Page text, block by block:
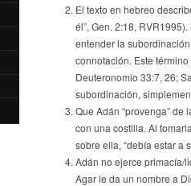
El texto en hebreo
él”, Gen. 2:18,
entender la
connotación. Este
Deuteronomio 33:7, 26;
subordinación,
Que Adán “provenga”
con una costilla. Al
sobre ella, “debía estar a
Adán no ejerce primacía/
Agar le da un nombre a